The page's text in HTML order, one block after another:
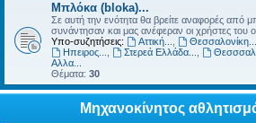
Μπλόκα (bloka)...
Σε αυτή την ενότητα θα βρείτε αναφορές από
συνάντησαν και μας ανέφεραν οι χρήστες του
Υπο-συζητήσεις:
Αττική... Θεσσαλονίκη...
Ηπειρος...
Στερεά Ελλάδα...
Αλλα...
Θέματα: 30
Μηχανοκίνητος